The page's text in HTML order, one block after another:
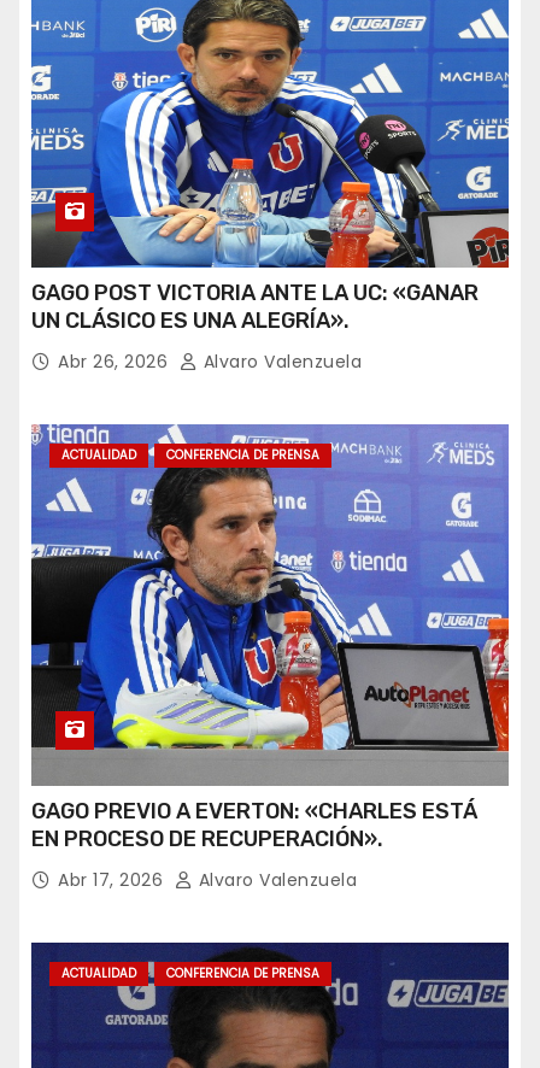
GAGO POST VICTORIA ANTE LA UC: «GANAR
UN CLÁSICO ES UNA ALEGRÍA».
Abr 26, 2026 Alvaro Valenzuela
ACTUALIDAD CONFERENCIA DE PRENSA
GAGO PREVIO A EVERTON: «CHARLES ESTÁ
EN PROCESO DE RECUPERACIÓN».
Abr 17, 2026 Alvaro Valenzuela
ACTUALIDAD CONFERENCIA DE PRENSA